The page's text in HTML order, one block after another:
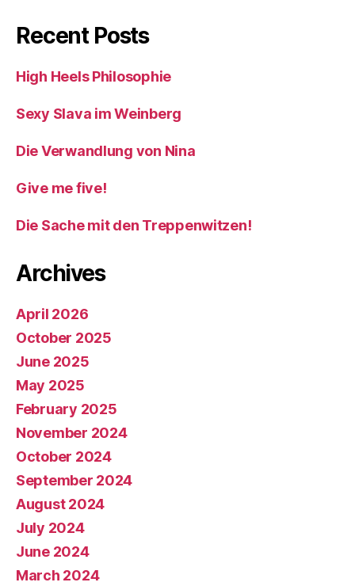
Recent Posts
High Heels Philosophie
Sexy Slava im Weinberg
Die Verwandlung von Nina
Give me five!
Die Sache mit den Treppenwitzen!
Archives
April 2026
October 2025
June 2025
May 2025
February 2025
November 2024
October 2024
September 2024
August 2024
July 2024
June 2024
March 2024